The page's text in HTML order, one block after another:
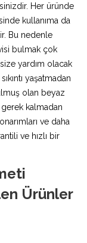
Her üründe
kullanıma da
Bu nedenle
bulmak çok
yardım olacak
yaşatmadan
olan beyaz
kalmadan
ve daha
ve hızlı bir
Ürünler